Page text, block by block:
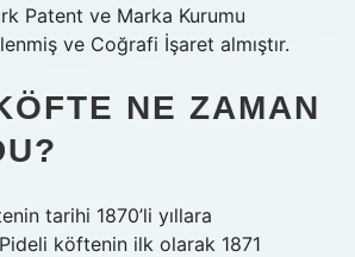
Patent ve Marka Kurumu
ve Coğrafi İşaret almıştır.
NE ZAMAN
tarihi 1870’li yıllara
köftenin ilk olarak 1871